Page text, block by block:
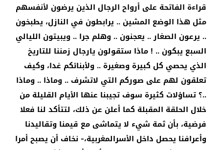
قراءة الفاتحة على أرواح الرجال الذين يرضون لأنفسهم
مثل هذا الوضع المشين .. يرابطون في النازل، يطبخون
.. يرعون الصغار .. يعجنون .. وهلم جرا .. ويبيتون الليالي
السبع يبكون .. ! ماذا ستقولون يارجال زمننا للتاريخ
الذي يحصي كل كبيرة وصغيرة .. ولأبنائكم غدا، وكيف
تعلقون لهم على صوركم التي لاتشرف .. وماذا .. وماذا
..؟ تساؤلات كثيرة سوف تجيبنا عنها الأيام القليلة من
خلال الحلقة المقبلة كما أعلن عن ذلك، لتتأكد لنا فعلا
فرضية، بأن ثمة شيء لا يتماشى مع قيمنا وتقاليدنا
وأعرافنا يحصل داخل الأسرالمغربية،- نخاف أن يصبح أمرا